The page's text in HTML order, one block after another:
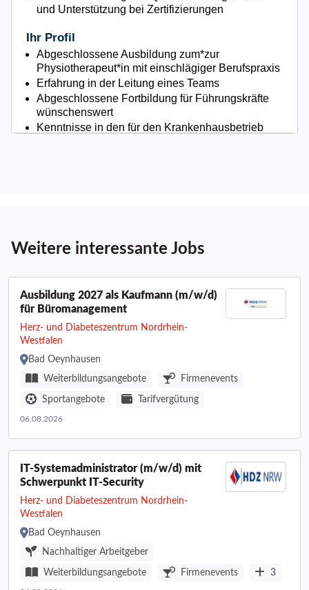
Weitere interessante Jobs
Ausbildung 2027 als Kaufmann (m/w/d)
für Büromanagement
Herz- und Diabeteszentrum Nordrhein-
Westfalen
Bad Oeynhausen
Weiterbildungsangebote
Firmenevents
Sportangebote Tarifvergütung
06.08.2026
IT-Systemadministrator (m/w/d) mit
Schwerpunkt IT-Security
Herz- und Diabeteszentrum Nordrhein-
Westfalen
Bad Oeynhausen
Nachhaltiger Arbeitgeber
Weiterbildungsangebote Firmenevents 3